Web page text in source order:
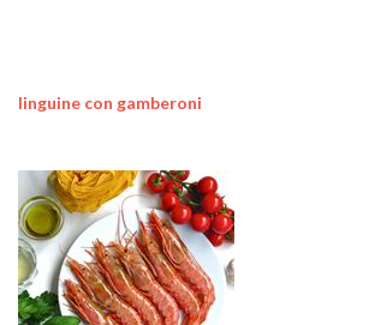
linguine con gamberoni